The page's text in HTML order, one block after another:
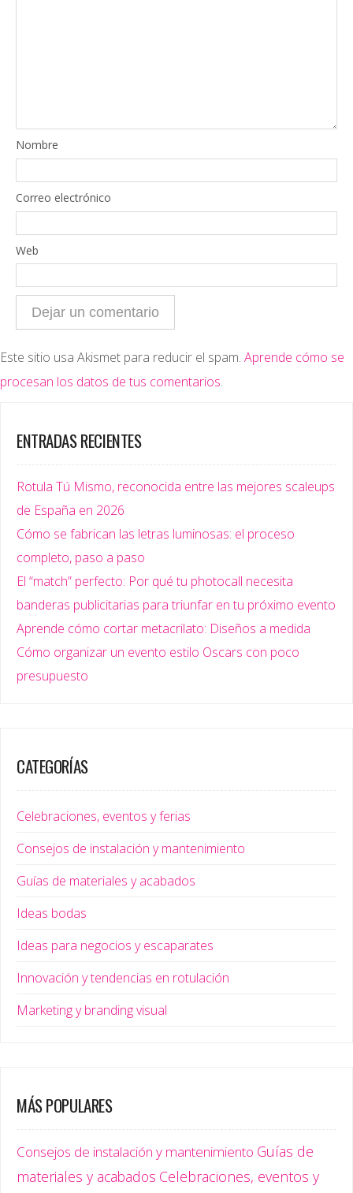
Nombre
Correo electrónico
Web
Este sitio usa Akismet para reducir el spam. Aprende cómo se
procesan los datos de tus comentarios.
ENTRADAS RECIENTES
Rotula Tú Mismo, reconocida entre las mejores scaleups
de España en 2026
Cómo se fabrican las letras luminosas: el proceso
completo, paso a paso
El “match” perfecto: Por qué tu photocall necesita
banderas publicitarias para triunfar en tu próximo evento
Aprende cómo cortar metacrilato: Diseños a medida
Cómo organizar un evento estilo Oscars con poco
presupuesto
CATEGORÍAS
Celebraciones, eventos y ferias
Consejos de instalación y mantenimiento
Guías de materiales y acabados
Ideas bodas
Ideas para negocios y escaparates
Innovación y tendencias en rotulación
Marketing y branding visual
MÁS POPULARES
Consejos de instalación y mantenimiento Guías de
materiales y acabados Celebraciones, eventos y